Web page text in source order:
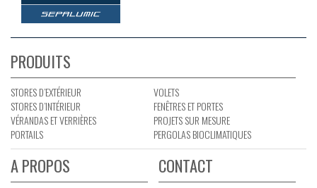
PRODUITS
STORES D’EXTÉRIEUR
STORES D’INTÉRIEUR
VÉRANDAS ET VERRIÈRES
PORTAILS
VOLETS
FENÊTRES ET PORTES
PROJETS SUR MESURE
PERGOLAS BIOCLIMATIQUES
A PROPOS CONTACT